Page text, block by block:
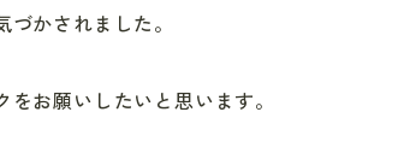
かされました。
お願いしたいと思います。